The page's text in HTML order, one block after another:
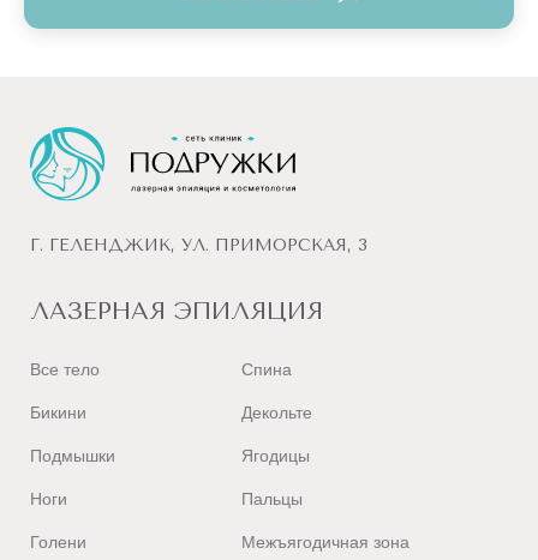
Г. ГЕЛЕНДЖИК, УЛ. ПРИМОРСКАЯ, 3
ЛАЗЕРНАЯ ЭПИЛЯЦИЯ
Все тело
Бикини
Подмышки
Ноги
Голени
Спина
Декольте
Ягодицы
Пальцы
Межъягодичная зона